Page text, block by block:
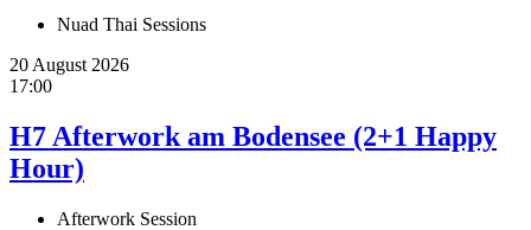
Nuad Thai Sessions
20 August 2026
17:00
H7 Afterwork am Bodensee (2+1 Happy
Hour)
Afterwork Session